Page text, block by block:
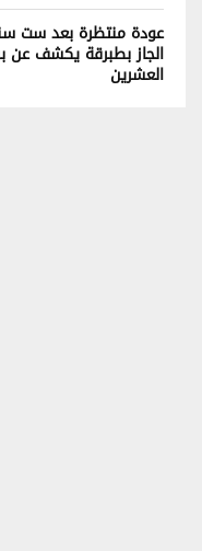
عودة منتظرة بعد ست
الجاز بطبرقة يكشف عن
العشرين